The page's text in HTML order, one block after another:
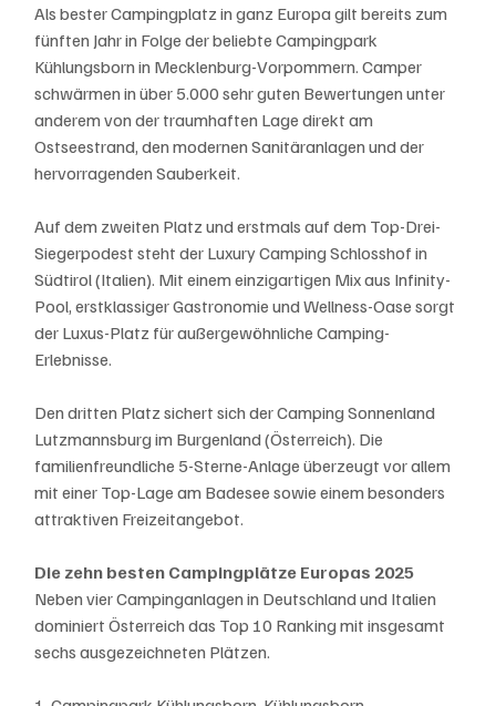
Als bester Campingplatz in ganz Europa gilt bereits zum
fünften Jahr in Folge der beliebte Campingpark
Kühlungsborn in Mecklenburg-Vorpommern. Camper
schwärmen in über 5.000 sehr guten Bewertungen unter
anderem von der traumhaften Lage direkt am
Ostseestrand, den modernen Sanitäranlagen und der
hervorragenden Sauberkeit.
Auf dem zweiten Platz und erstmals auf dem Top-Drei-
Siegerpodest steht der Luxury Camping Schlosshof in
Südtirol (Italien). Mit einem einzigartigen Mix aus Infinity-
Pool, erstklassiger Gastronomie und Wellness-Oase sorgt
der Luxus-Platz für außergewöhnliche Camping-
Erlebnisse.
Den dritten Platz sichert sich der Camping Sonnenland
Lutzmannsburg im Burgenland (Österreich). Die
familienfreundliche 5-Sterne-Anlage überzeugt vor allem
mit einer Top-Lage am Badesee sowie einem besonders
attraktiven Freizeitangebot.
Die zehn besten Campingplätze Europas 2025
Neben vier Campinganlagen in Deutschland und Italien
dominiert Österreich das Top 10 Ranking mit insgesamt
sechs ausgezeichneten Plätzen.